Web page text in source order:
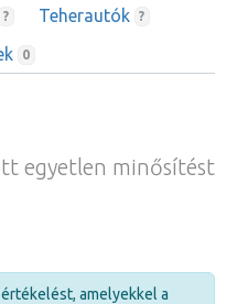
? Teherautók ?
0
egyetlen minősítést
amelyekkel a